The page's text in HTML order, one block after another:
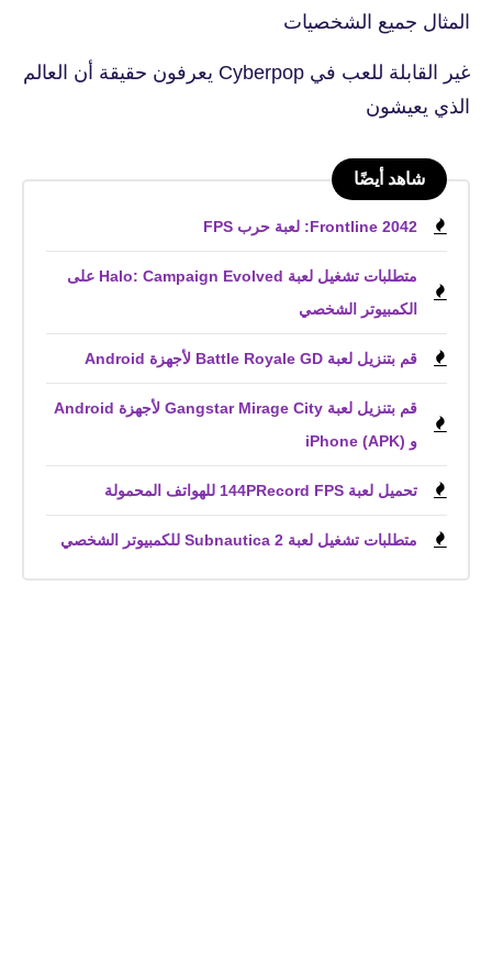
المثال جميع الشخصيات
غير القابلة للعب في Cyberpop يعرفون حقيقة أن العالم
الذي يعيشون
شاهد أيضًا
Frontline 2042: لعبة حرب FPS
متطلبات تشغيل لعبة Halo: Campaign Evolved على
الكمبيوتر الشخصي
قم بتنزيل لعبة Battle Royale GD لأجهزة Android
قم بتنزيل لعبة Gangstar Mirage City لأجهزة Android
و iPhone (APK)
تحميل لعبة 144PRecord FPS للهواتف المحمولة
متطلبات تشغيل لعبة Subnautica 2 للكمبيوتر الشخصي